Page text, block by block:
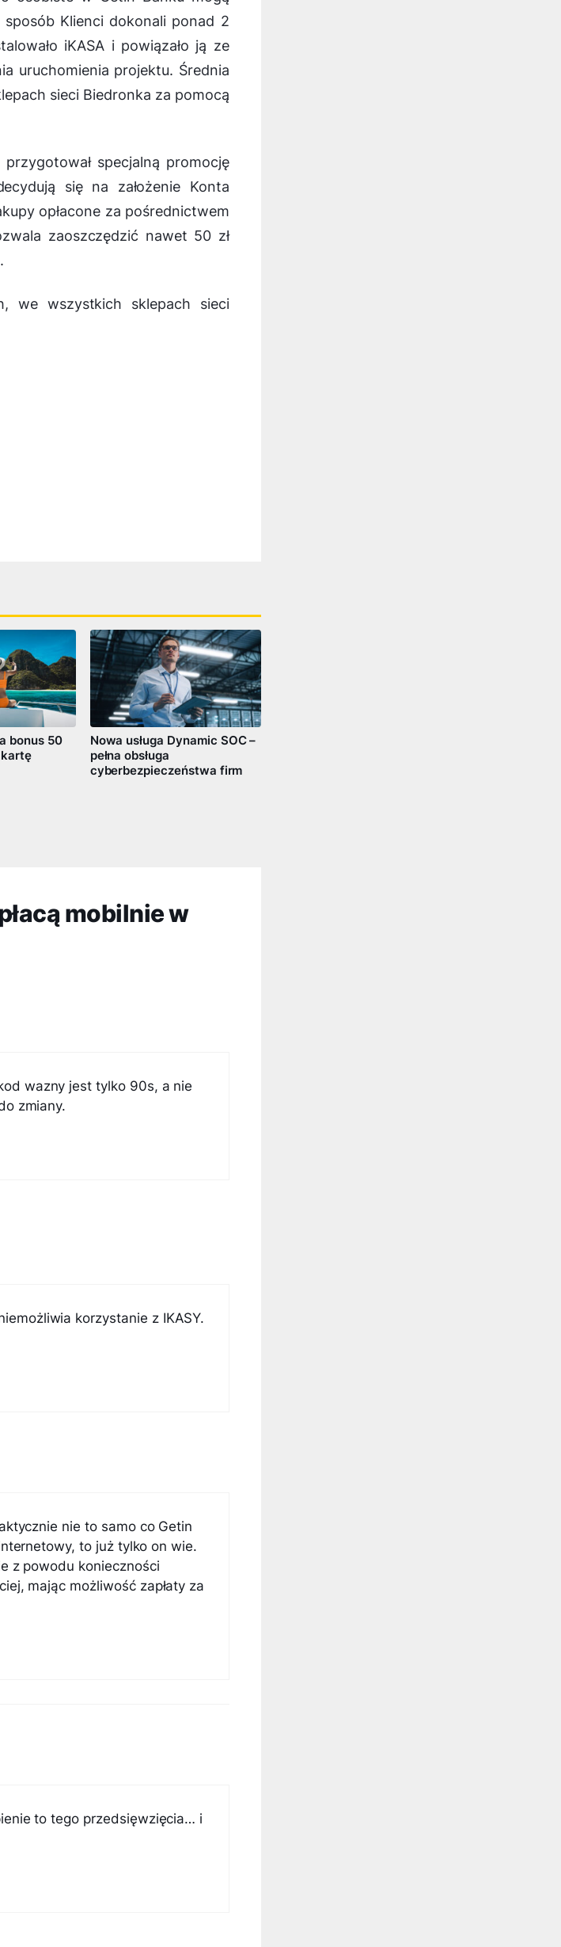
Klienci dokonali ponad 2
iKASA i powiązało ją ze
uruchomienia projektu. Średnia
sieci Biedronka za pomocą
specjalną promocję
się na założenie Konta
opłacone za pośrednictwem
zaoszczędzić nawet 50 zł
we wszystkich sklepach sieci
bonus 50
kartę
Nowa usługa Dynamic SOC –
pełna obsługa
cyberbezpieczeństwa firm
mobilnie w
wazny jest tylko 90s, a nie
zmiany.
korzystanie z IKASY.
nie to samo co Getin
to już tylko on wie.
z powodu konieczności
mając możliwość zapłaty za
to tego przedsięwzięcia… i